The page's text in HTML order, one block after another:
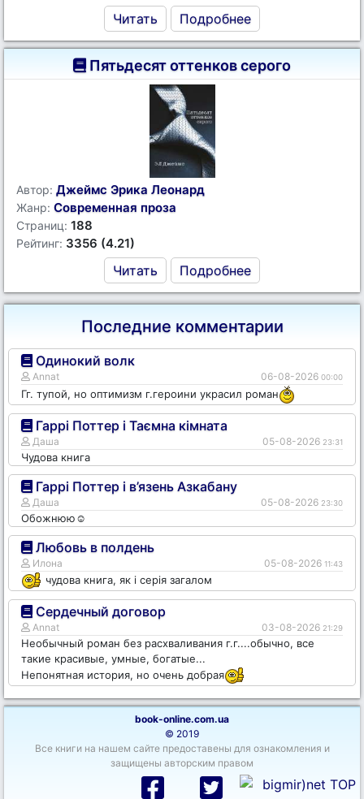
Читать Подробнее
Пятьдесят оттенков серого
Автор: Джеймс Эрика Леонард
Жанр: Современная проза
Страниц: 188
Рейтинг: 3356 (4.21)
Читать Подробнее
Последние комментарии
Одинокий волк
Annat 06-08-2026 00:00
Гг. тупой, но оптимизм г.героини украсил роман
Гаррі Поттер і Таємна кімната
Даша 05-08-2026 23:31
Чудова книга
Гаррі Поттер і в’язень Азкабану
Даша 05-08-2026 23:30
Обожнюю☺️
Любовь в полдень
Илона 05-08-2026 11:43
чудова книга, як і серія загалом
Сердечный договор
Annat 03-08-2026 21:29
Необычный роман без расхваливания г.г....обычно, все
такие красивые, умные, богатые...
Непонятная история, но очень добрая
book-online.com.ua
© 2019
Все книги на нашем сайте предоставены для ознакомления и
защищены авторским правом